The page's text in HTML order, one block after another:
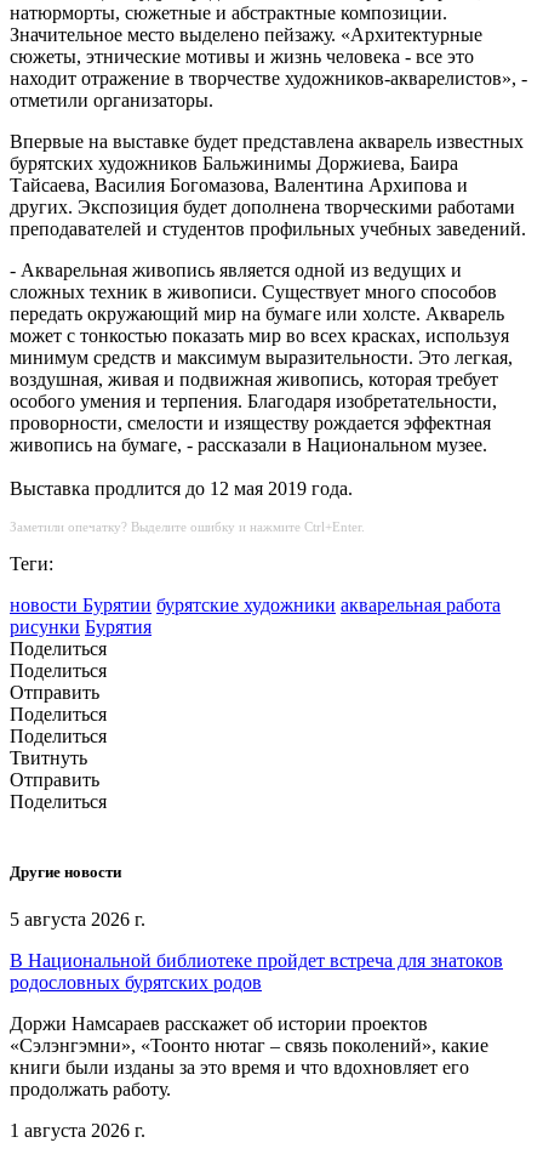
натюрморты, сюжетные и абстрактные композиции.
Значительное место выделено пейзажу. «Архитектурные
сюжеты, этнические мотивы и жизнь человека - все это
находит отражение в творчестве художников-акварелистов», -
отметили организаторы.
Впервые на выставке будет представлена акварель известных
бурятских художников Бальжинимы Доржиева, Баира
Тайсаева, Василия Богомазова, Валентина Архипова и
других. Экспозиция будет дополнена творческими работами
преподавателей и студентов профильных учебных заведений.
- Акварельная живопись является одной из ведущих и
сложных техник в живописи. Существует много способов
передать окружающий мир на бумаге или холсте. Акварель
может с тонкостью показать мир во всех красках, используя
минимум средств и максимум выразительности. Это легкая,
воздушная, живая и подвижная живопись, которая требует
особого умения и терпения. Благодаря изобретательности,
проворности, смелости и изяществу рождается эффектная
живопись на бумаге, - рассказали в Национальном музее.
Выставка продлится до 12 мая 2019 года.
Заметили опечатку? Выделите ошибку и нажмите Ctrl+Enter.
Теги:
новости Бурятии бурятские художники акварельная работа
рисунки Бурятия
Поделиться
Поделиться
Отправить
Поделиться
Поделиться
Твитнуть
Отправить
Поделиться
Другие новости
5 августа 2026 г.
В Национальной библиотеке пройдет встреча для знатоков
родословных бурятских родов
Доржи Намсараев расскажет об истории проектов
«Сэлэнгэмни», «Тоонто нютаг – связь поколений», какие
книги были изданы за это время и что вдохновляет его
продолжать работу.
1 августа 2026 г.